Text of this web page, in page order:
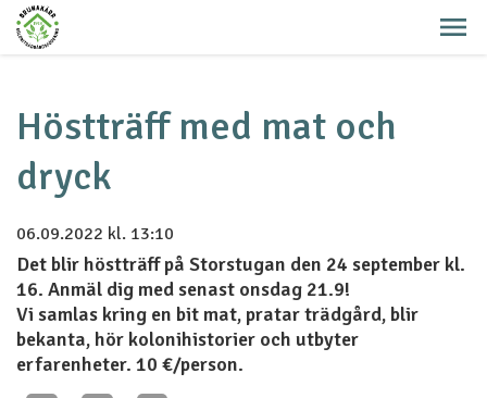
Höstträff med mat och
dryck
06.09.2022 kl. 13:10
Det blir höstträff på Storstugan den 24 september kl.
16. Anmäl dig med senast onsdag 21.9!
Vi samlas kring en bit mat, pratar trädgård, blir
bekanta, hör kolonihistorier och utbyter
erfarenheter. 10 €/person.